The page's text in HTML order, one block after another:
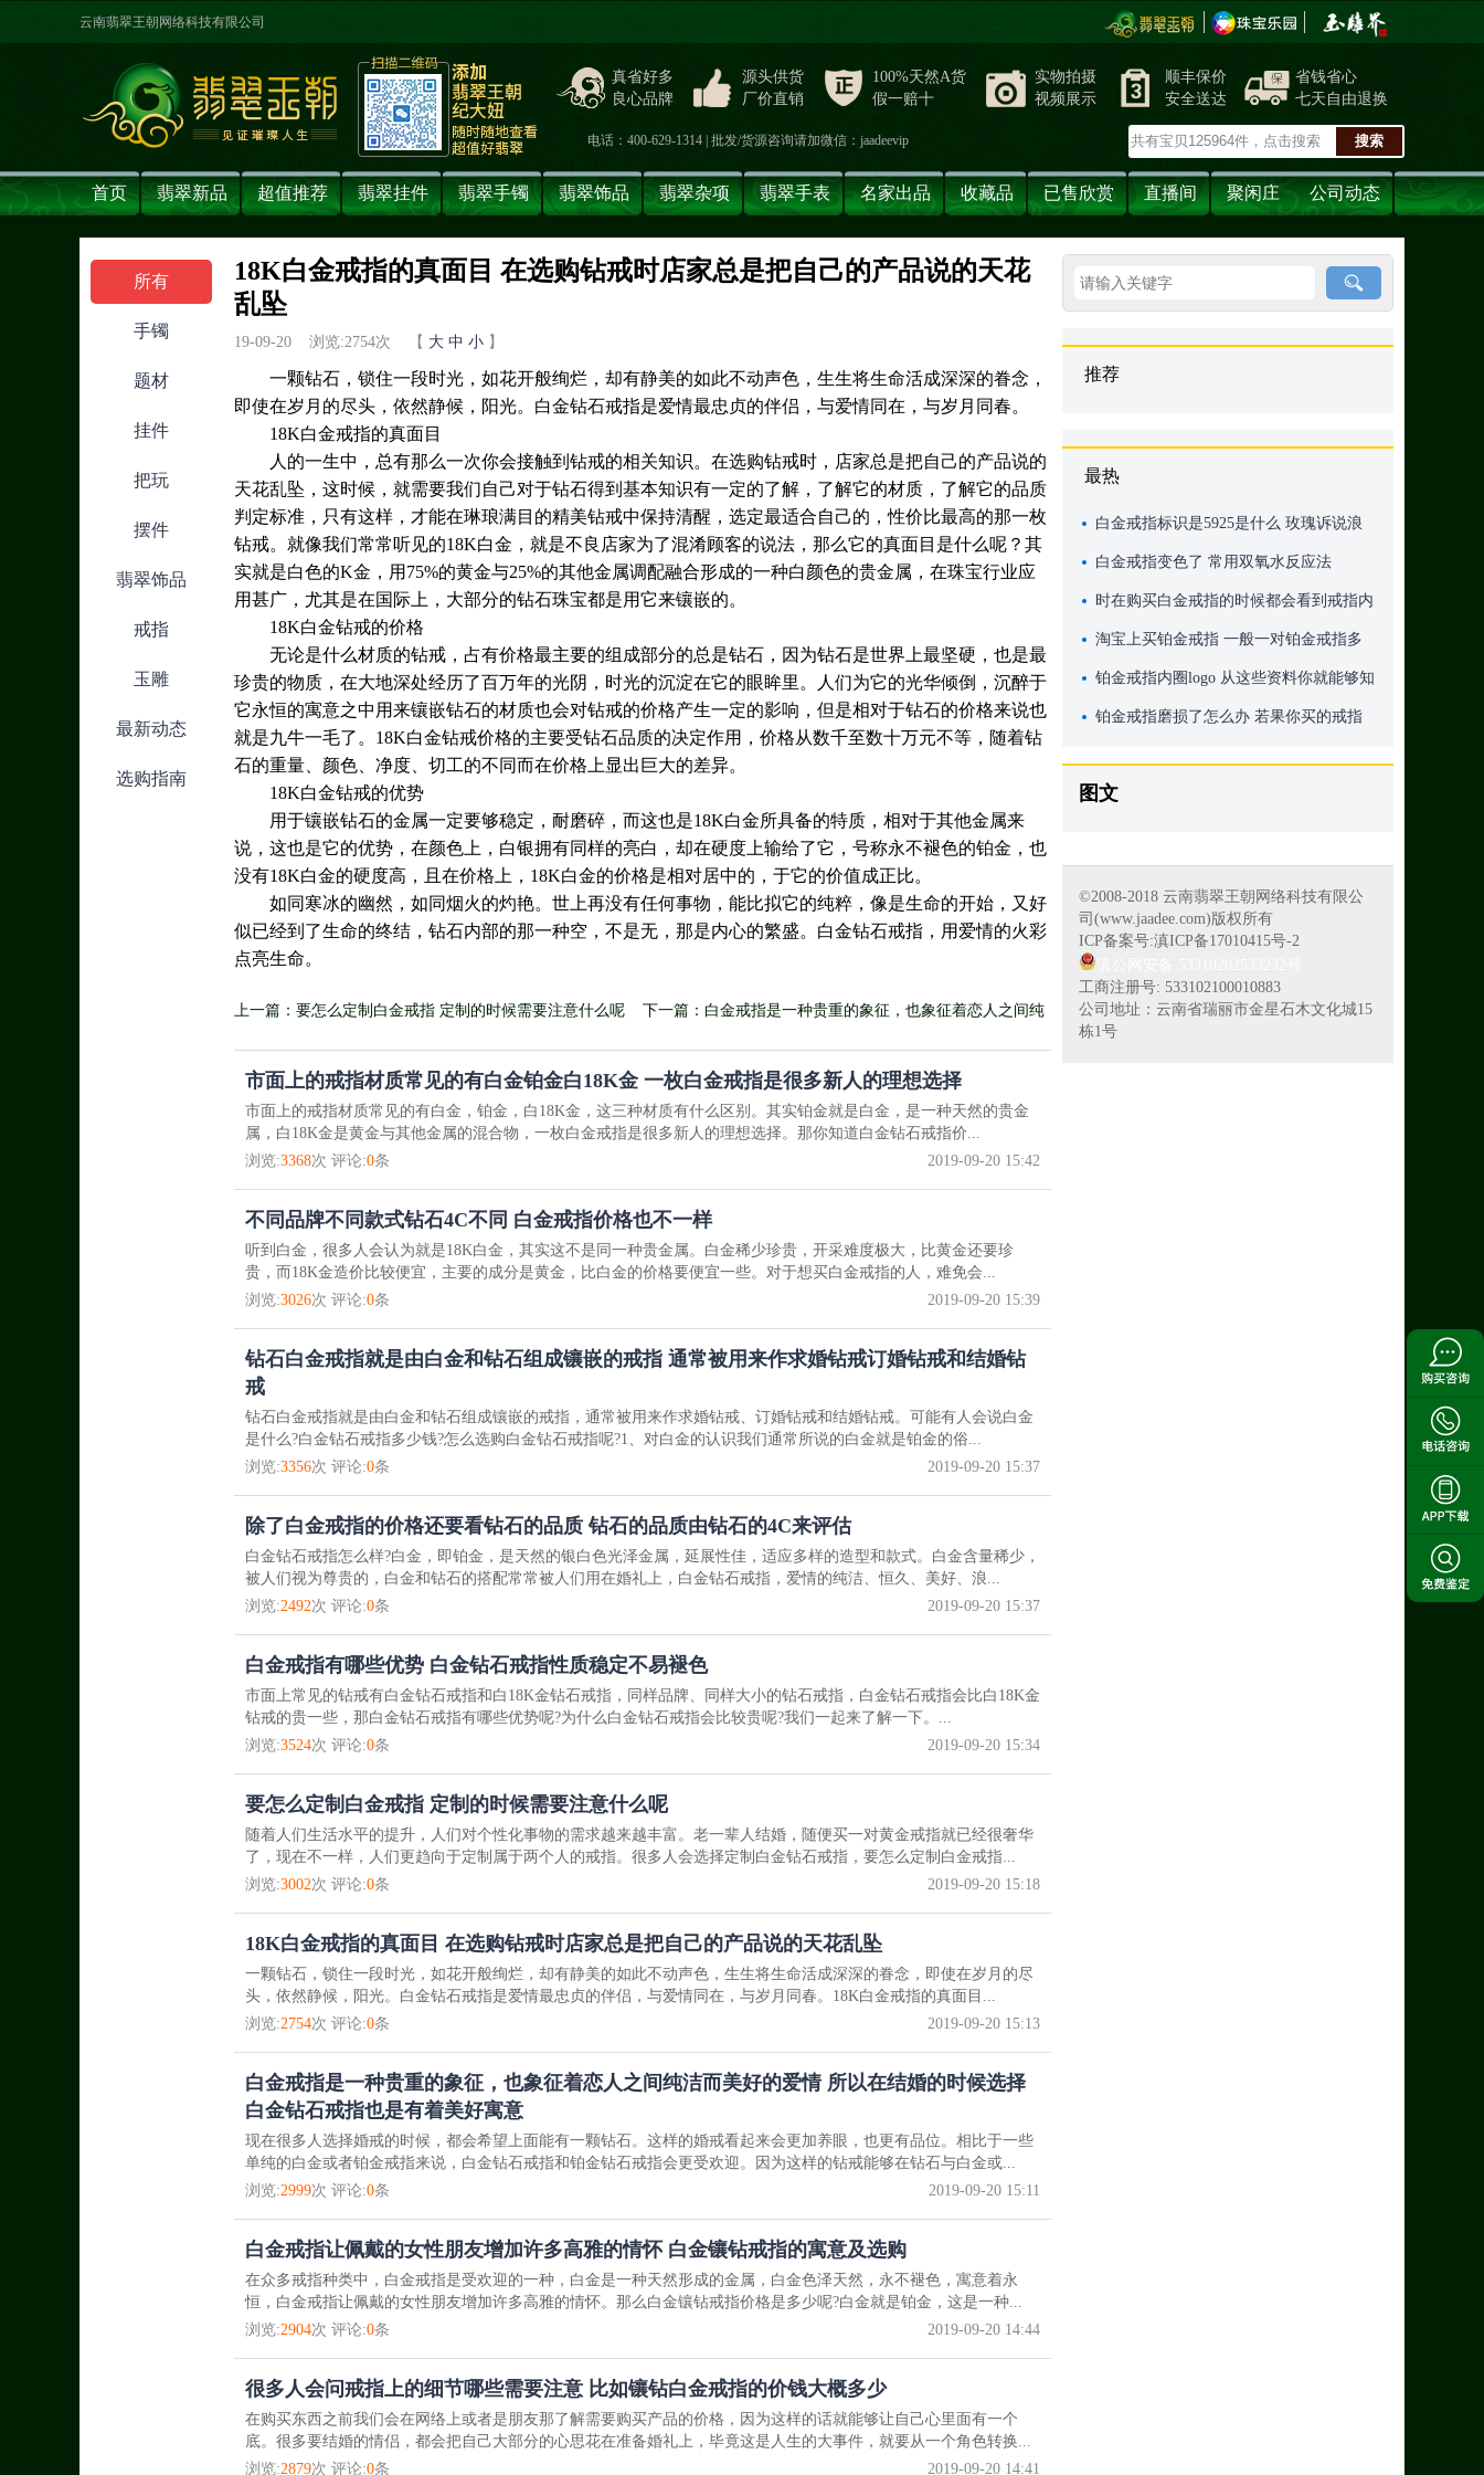
云南翡翠王朝网络科技有限公司
真省好多
良心品牌
源头供货
厂价直销
100%天然A货
假一赔十
实物拍摄
视频展示
顺丰保价
安全送达
省钱省心
七天自由退换
电话：400-629-1314 | 批发/货源咨询请加微信：jaadeevip
首页 翡翠新品 超值推荐 翡翠挂件 翡翠手镯 翡翠饰品 翡翠杂项 翡翠手表 名家出品 收藏品 已售欣赏 直播间 聚闲庄 公司动态
所有
手镯
题材
挂件
把玩
摆件
翡翠饰品
戒指
玉雕
最新动态
选购指南
18K白金戒指的真面目 在选购钻戒时店家总是把自己的产品说的天花
乱坠
19-09-20 浏览:2754次 【 大 中 小 】
一颗钻石，锁住一段时光，如花开般绚烂，却有静美的如此不动声色，生生将生命活成深深的眷念，
即使在岁月的尽头，依然静候，阳光。白金钻石戒指是爱情最忠贞的伴侣，与爱情同在，与岁月同春。
18K白金戒指的真面目
人的一生中，总有那么一次你会接触到钻戒的相关知识。在选购钻戒时，店家总是把自己的产品说的
天花乱坠，这时候，就需要我们自己对于钻石得到基本知识有一定的了解，了解它的材质，了解它的品质
判定标准，只有这样，才能在琳琅满目的精美钻戒中保持清醒，选定最适合自己的，性价比最高的那一枚
钻戒。就像我们常常听见的18K白金，就是不良店家为了混淆顾客的说法，那么它的真面目是什么呢？其
实就是白色的K金，用75%的黄金与25%的其他金属调配融合形成的一种白颜色的贵金属，在珠宝行业应
用甚广，尤其是在国际上，大部分的钻石珠宝都是用它来镶嵌的。
18K白金钻戒的价格
无论是什么材质的钻戒，占有价格最主要的组成部分的总是钻石，因为钻石是世界上最坚硬，也是最
珍贵的物质，在大地深处经历了百万年的光阴，时光的沉淀在它的眼眸里。人们为它的光华倾倒，沉醉于
它永恒的寓意之中用来镶嵌钻石的材质也会对钻戒的价格产生一定的影响，但是相对于钻石的价格来说也
就是九牛一毛了。18K白金钻戒价格的主要受钻石品质的决定作用，价格从数千至数十万元不等，随着钻
石的重量、颜色、净度、切工的不同而在价格上显出巨大的差异。
18K白金钻戒的优势
用于镶嵌钻石的金属一定要够稳定，耐磨碎，而这也是18K白金所具备的特质，相对于其他金属来
说，这也是它的优势，在颜色上，白银拥有同样的亮白，却在硬度上输给了它，号称永不褪色的铂金，也
没有18K白金的硬度高，且在价格上，18K白金的价格是相对居中的，于它的价值成正比。
如同寒冰的幽然，如同烟火的灼艳。世上再没有任何事物，能比拟它的纯粹，像是生命的开始，又好
似已经到了生命的终结，钻石内部的那一种空，不是无，那是内心的繁盛。白金钻石戒指，用爱情的火彩
点亮生命。
上一篇：要怎么定制白金戒指 定制的时候需要注意什么呢
下一篇：白金戒指是一种贵重的象征，也象征着恋人之间纯
着美好寓意
市面上的戒指材质常见的有白金铂金白18K金 一枚白金戒指是很多新人的理想选择
市面上的戒指材质常见的有白金，铂金，白18K金，这三种材质有什么区别。其实铂金就是白金，是一种天然的贵金
属，白18K金是黄金与其他金属的混合物，一枚白金戒指是很多新人的理想选择。那你知道白金钻石戒指价...
浏览:3368次 评论:0条 2019-09-20 15:42
不同品牌不同款式钻石4C不同 白金戒指价格也不一样
听到白金，很多人会认为就是18K白金，其实这不是同一种贵金属。白金稀少珍贵，开采难度极大，比黄金还要珍
贵，而18K金造价比较便宜，主要的成分是黄金，比白金的价格要便宜一些。对于想买白金戒指的人，难免会...
浏览:3026次 评论:0条 2019-09-20 15:39
钻石白金戒指就是由白金和钻石组成镶嵌的戒指 通常被用来作求婚钻戒订婚钻戒和结婚钻
戒
钻石白金戒指就是由白金和钻石组成镶嵌的戒指，通常被用来作求婚钻戒、订婚钻戒和结婚钻戒。可能有人会说白金
是什么?白金钻石戒指多少钱?怎么选购白金钻石戒指呢?1、对白金的认识我们通常所说的白金就是铂金的俗...
浏览:3356次 评论:0条 2019-09-20 15:37
除了白金戒指的价格还要看钻石的品质 钻石的品质由钻石的4C来评估
白金钻石戒指怎么样?白金，即铂金，是天然的银白色光泽金属，延展性佳，适应多样的造型和款式。白金含量稀少，
被人们视为尊贵的，白金和钻石的搭配常常被人们用在婚礼上，白金钻石戒指，爱情的纯洁、恒久、美好、浪...
浏览:2492次 评论:0条 2019-09-20 15:37
白金戒指有哪些优势 白金钻石戒指性质稳定不易褪色
市面上常见的钻戒有白金钻石戒指和白18K金钻石戒指，同样品牌、同样大小的钻石戒指，白金钻石戒指会比白18K金
钻戒的贵一些，那白金钻石戒指有哪些优势呢?为什么白金钻石戒指会比较贵呢?我们一起来了解一下。...
浏览:3524次 评论:0条 2019-09-20 15:34
要怎么定制白金戒指 定制的时候需要注意什么呢
随着人们生活水平的提升，人们对个性化事物的需求越来越丰富。老一辈人结婚，随便买一对黄金戒指就已经很奢华
了，现在不一样，人们更趋向于定制属于两个人的戒指。很多人会选择定制白金钻石戒指，要怎么定制白金戒指...
浏览:3002次 评论:0条 2019-09-20 15:18
18K白金戒指的真面目 在选购钻戒时店家总是把自己的产品说的天花乱坠
一颗钻石，锁住一段时光，如花开般绚烂，却有静美的如此不动声色，生生将生命活成深深的眷念，即使在岁月的尽
头，依然静候，阳光。白金钻石戒指是爱情最忠贞的伴侣，与爱情同在，与岁月同春。18K白金戒指的真面目...
浏览:2754次 评论:0条 2019-09-20 15:13
白金戒指是一种贵重的象征，也象征着恋人之间纯洁而美好的爱情 所以在结婚的时候选择
白金钻石戒指也是有着美好寓意
现在很多人选择婚戒的时候，都会希望上面能有一颗钻石。这样的婚戒看起来会更加养眼，也更有品位。相比于一些
单纯的白金或者铂金戒指来说，白金钻石戒指和铂金钻石戒指会更受欢迎。因为这样的钻戒能够在钻石与白金或...
浏览:2999次 评论:0条 2019-09-20 15:11
白金戒指让佩戴的女性朋友增加许多高雅的情怀 白金镶钻戒指的寓意及选购
在众多戒指种类中，白金戒指是受欢迎的一种，白金是一种天然形成的金属，白金色泽天然，永不褪色，寓意着永
恒，白金戒指让佩戴的女性朋友增加许多高雅的情怀。那么白金镶钻戒指价格是多少呢?白金就是铂金，这是一种...
浏览:2904次 评论:0条 2019-09-20 14:44
很多人会问戒指上的细节哪些需要注意 比如镶钻白金戒指的价钱大概多少
在购买东西之前我们会在网络上或者是朋友那了解需要购买产品的价格，因为这样的话就能够让自己心里面有一个
底。很多要结婚的情侣，都会把自己大部分的心思花在准备婚礼上，毕竟这是人生的大事件，就要从一个角色转换...
浏览:2879次 评论:0条 2019-09-20 14:41
推荐
最热
白金戒指标识是5925是什么 玫瑰诉说浪
漫的爱情故事
白金戒指变色了 常用双氧水反应法
时在购买白金戒指的时候都会看到戒指内
侧会有字母 那么白金戒指里面的字母有
什么含义
淘宝上买铂金戒指 一般一对铂金戒指多
少钱
铂金戒指内圈logo 从这些资料你就能够知
道它的价格并不便宜
铂金戒指磨损了怎么办 若果你买的戒指
图文
©2008-2018 云南翡翠王朝网络科技有限公
司(www.jaadee.com)版权所有
ICP备案号:滇ICP备17010415号-2
工商注册号: 533102100010883
公司地址：云南省瑞丽市金星石木文化城15
栋1号